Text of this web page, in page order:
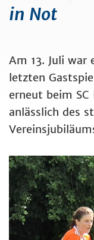
in Not
Am 13. Juli war
letzten
erneut beim
anlässlich des